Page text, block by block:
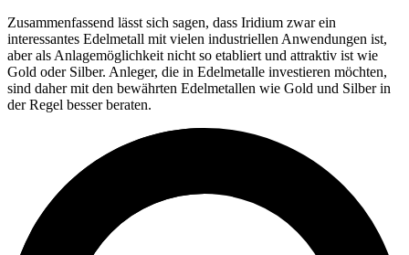
Zusammenfassend lässt sich sagen, dass Iridium zwar ein
interessantes Edelmetall mit vielen industriellen Anwendungen ist,
aber als Anlagemöglichkeit nicht so etabliert und attraktiv ist wie
Gold oder Silber. Anleger, die in Edelmetalle investieren möchten,
sind daher mit den bewährten Edelmetallen wie Gold und Silber in
der Regel besser beraten.